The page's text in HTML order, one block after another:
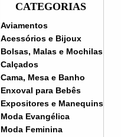
CATEGORIAS
Aviamentos
Acessórios e Bijoux
Bolsas, Malas e Mochilas
Calçados
Cama, Mesa e Banho
Enxoval para Bebês
Expositores e Manequins
Moda Evangélica
Moda Feminina